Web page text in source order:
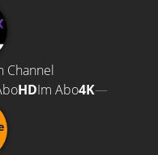
Channel
HDIm Abo4K—